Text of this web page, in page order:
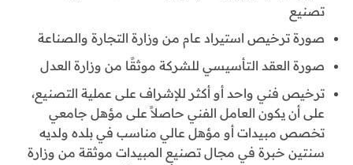
تصنيع
صورة ترخيص استيراد عام من وزارة التجارة والصناعة
صورة العقد التأسيسي للشركة موثقًا من وزارة العدل
ترخيص فني واحد أو أكثر للإشراف على عملية التصنيع،
على أن يكون العامل الفني حاصلاً على مؤهل جامعي
تخصص مبيدات أو مؤهل عالي مناسب في بلده ولديه
سنتين خبرة في مجال تصنيع المبيدات موثقة من وزارة